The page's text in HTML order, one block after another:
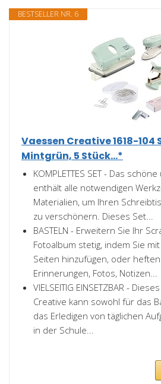
BESTSELLER NR. 6
Vaessen Creative 1618-104
Mintgrün, 5 Stück...*
KOMPLETTES SET - Das
enthält alle notwendigen
Materialien, um Ihren
zu verschönern. Dieses Set...
BASTELN - Erweitern Sie Ihr
Fotoalbum stetig, indem Sie
Seiten hinzufügen, oder
Erinnerungen, Fotos, Notizen...
VIELSEITIG EINSETZBAR -
Creative kann sowohl für das
das Erledigen von täglichen
in der Schule...